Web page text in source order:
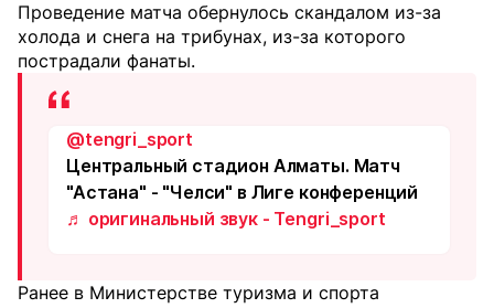
Проведение матча обернулось скандалом из-за
холода и снега на трибунах, из-за которого
пострадали фанаты.
@tengri_sport
Центральный стадион Алматы. Матч
"Астана" - "Челси" в Лиге конференций
♬ оригинальный звук - Tengri_sport
Ранее в Министерстве туризма и спорта